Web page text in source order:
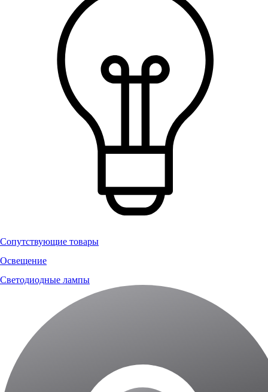
Сопутствующие товары
Освещение
Светодиодные лампы